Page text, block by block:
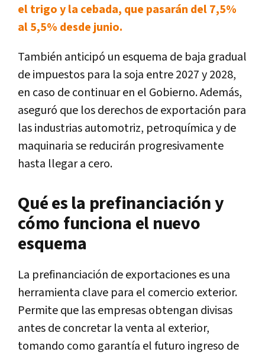
el trigo y la cebada, que pasarán del 7,5%
al 5,5% desde junio.
También anticipó un esquema de baja gradual
de impuestos para la soja entre 2027 y 2028,
en caso de continuar en el Gobierno. Además,
aseguró que los derechos de exportación para
las industrias automotriz, petroquímica y de
maquinaria se reducirán progresivamente
hasta llegar a cero.
Qué es la prefinanciación y
cómo funciona el nuevo
esquema
La prefinanciación de exportaciones es una
herramienta clave para el comercio exterior.
Permite que las empresas obtengan divisas
antes de concretar la venta al exterior,
tomando como garantía el futuro ingreso de